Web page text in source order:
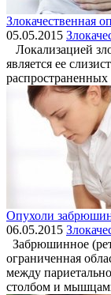
Злокачественная
05.05.2015
Локализацией
является ее
Опухоли
06.05.2015
Забрюшинное
ограниченная
между
столбом и